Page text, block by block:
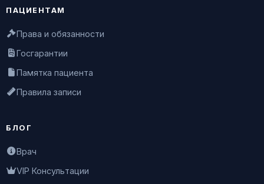
ПАЦИЕНТАМ
Права и обязанности
Госгарантии
Памятка пациента
Правила записи
БЛОГ
Врач
VIP Консультации